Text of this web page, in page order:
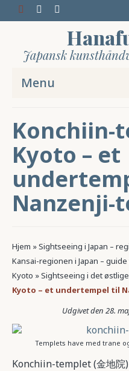
Japansk
Menu
Konchiin-
Kyoto – et
Nanzenji-
Hjem »Sightseeing i Japan –
Kansai-regionen i Japan –
Kyoto »Sightseeing i det
Kyoto – et undertempel til
28.
Templets have med trane
Konchiin-templet (金地